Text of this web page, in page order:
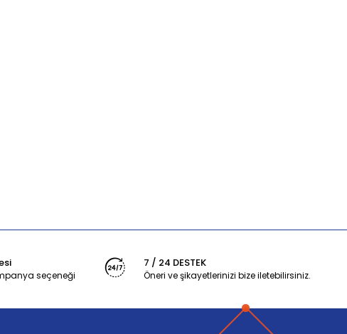
seçeneği
7 / 24 DESTEK
Öneri ve şikayetlerinizi bize iletebilirsiniz.